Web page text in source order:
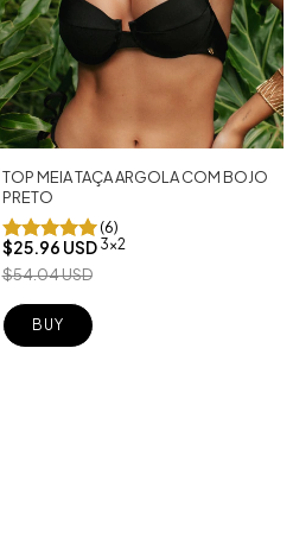
TOP MEIA TAÇA ARGOLA COM BOJO
PRETO
(6)
$25.96 USD 3x2
$54.04 USD
BUY